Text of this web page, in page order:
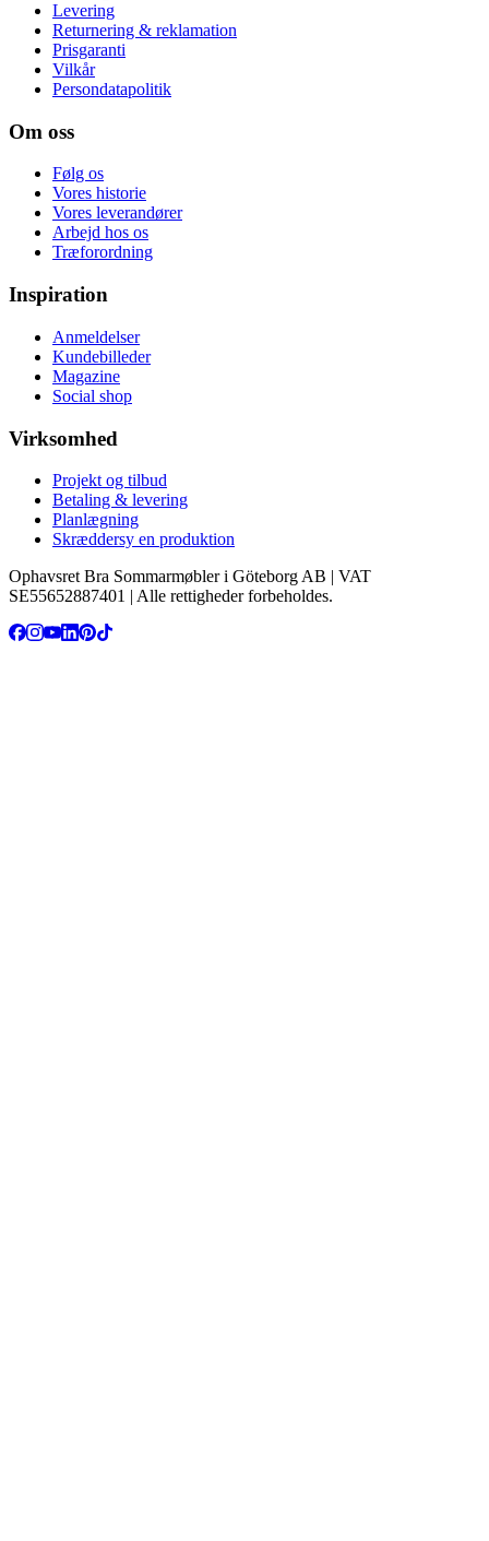
Levering
Returnering & reklamation
Prisgaranti
Vilkår
Persondatapolitik
Om oss
Følg os
Vores historie
Vores leverandører
Arbejd hos os
Træforordning
Inspiration
Anmeldelser
Kundebilleder
Magazine
Social shop
Virksomhed
Projekt og tilbud
Betaling & levering
Planlægning
Skræddersy en produktion
Ophavsret Bra Sommarmøbler i Göteborg AB | VAT
SE55652887401 | Alle rettigheder forbeholdes.